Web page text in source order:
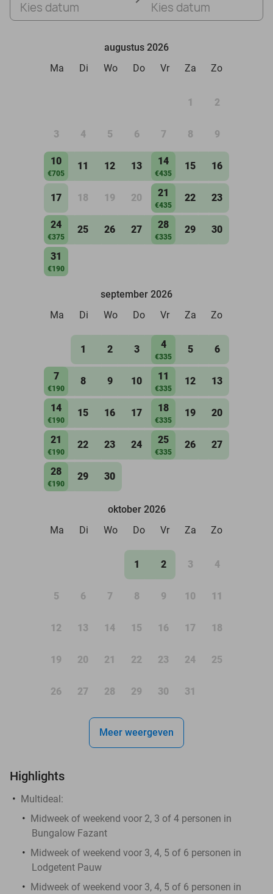
Kies datum Kies datum
augustus 2026
Ma
Di Wo Do Vr Za Zo
1 2
3 4 5 6 7 8 9
10
€705
11 12 13 14
€435
15 16
17 18 19 20 21
€435
22 23
24
€375
25 26 27 28
€335
29 30
31
€190
september 2026
Ma
Di Wo Do Vr Za Zo
1 2 3 4
€335
5 6
7
€190
8 9 10 11
€335
12 13
14
€190
15 16 17 18
€335
19 20
21
€190
22 23 24 25
€335
26 27
28
€190
29 30
oktober 2026
Ma
Di Wo Do Vr Za Zo
1 2 3 4
5 6 7 8 9 10 11
12 13 14 15 16 17 18
19 20 21 22 23 24 25
26 27 28 29 30 31
Meer weergeven
Highlights
Multideal:
Midweek of weekend voor 2, 3 of 4 personen in
Bungalow Fazant
Midweek of weekend voor 3, 4, 5 of 6 personen in
Lodgetent Pauw
Midweek of weekend voor 3, 4, 5 of 6 personen in